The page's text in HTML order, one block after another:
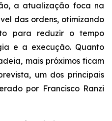
a atualização foca na
das ordens, otimizando
para reduzir o tempo
e a execução. Quanto
mais próximos ficam
um dos principais
por Francisco Ranzi